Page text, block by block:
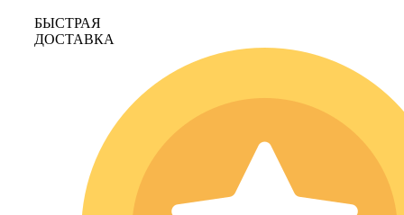
БЫСТРАЯ
ДОСТАВКА